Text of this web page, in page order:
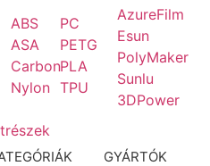
ABS
ASA
Carbon
Nylon
PC
PETG
PLA
TPU
AzureFilm
Esun
PolyMaker
Sunlu
3DPower
GYÁRTÓK